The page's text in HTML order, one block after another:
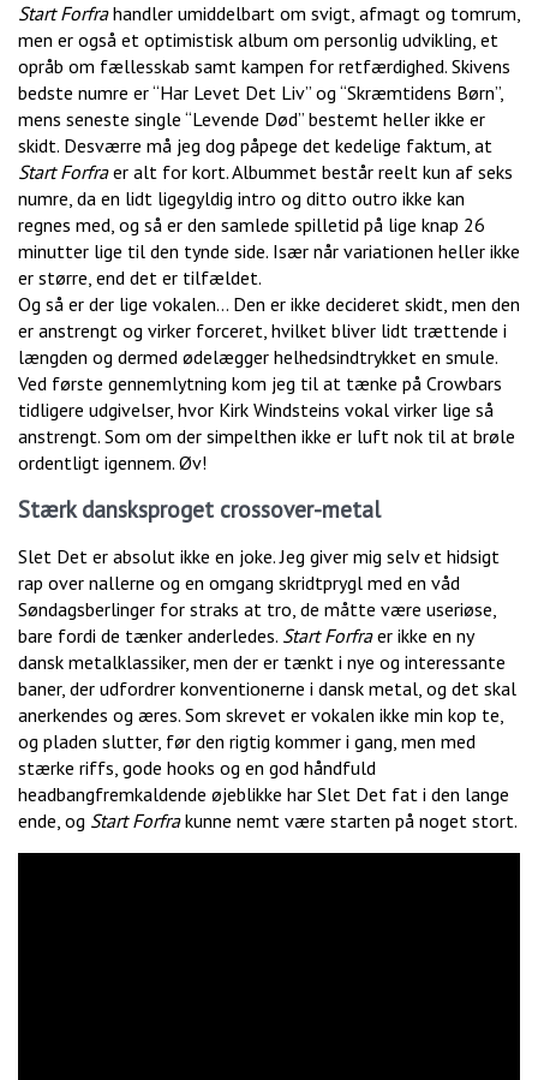
Start Forfrahandler umiddelbart om svigt, afmagt og tomrum,
men er også et optimistisk album om personlig udvikling, et
opråb om fællesskab samt kampen for retfærdighed. Skivens
bedste numre er “Har Levet Det Liv” og “Skræmtidens Børn”,
mens seneste single “Levende Død” bestemt heller ikke er
skidt. Desværre må jeg dog påpege det kedelige faktum, at
Start Forfraer alt for kort. Albummet består reelt kun af seks
numre, da en lidt ligegyldig intro og ditto outro ikke kan
regnes med, og så er den samlede spilletid på lige knap 26
minutter lige til den tynde side. Især når variationen heller ikke
er større, end det er tilfældet.
Og så er der lige vokalen… Den er ikke decideret skidt, men den
er anstrengt og virker forceret, hvilket bliver lidt trættende i
længden og dermed ødelægger helhedsindtrykket en smule.
Ved første gennemlytning kom jeg til at tænke på Crowbars
tidligere udgivelser, hvor Kirk Windsteins vokal virker lige så
anstrengt. Som om der simpelthen ikke er luft nok til at brøle
ordentligt igennem. Øv!
Stærk dansksproget crossover-metal
Slet Det er absolut ikke en joke. Jeg giver mig selv et hidsigt
rap over nallerne og en omgang skridtprygl med en våd
Søndagsberlinger for straks at tro, de måtte være useriøse,
bare fordi de tænker anderledes. Start Forfraer ikke en ny
dansk metalklassiker, men der er tænkt i nye og interessante
baner, der udfordrer konventionerne i dansk metal, og det skal
anerkendes og æres. Som skrevet er vokalen ikke min kop te,
og pladen slutter, før den rigtig kommer i gang, men med
stærke riffs, gode hooks og en god håndfuld
headbangfremkaldende øjeblikke har Slet Det fat i den lange
ende, og Start Forfrakunne nemt være starten på noget stort.